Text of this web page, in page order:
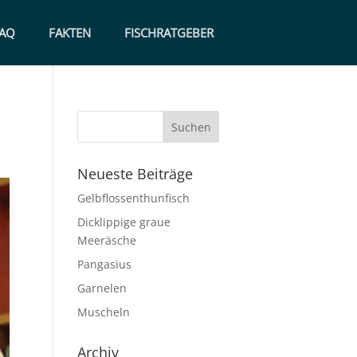
FAKTEN FISCHRATGEBER
Neueste Beiträge
Gelbflossenthunfisch
Dicklippige graue
Meeräsche
Pangasius
Garnelen
Muscheln
Archiv